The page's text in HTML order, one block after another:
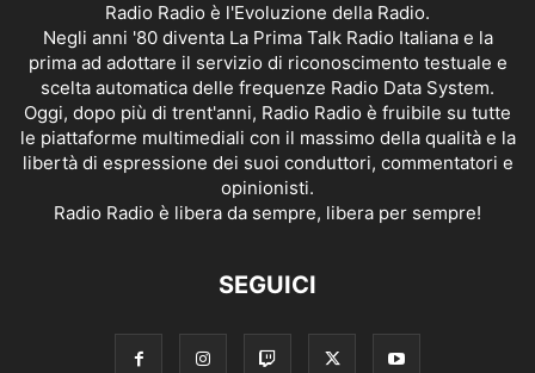
Radio Radio è l'Evoluzione della Radio.
Negli anni '80 diventa La Prima Talk Radio Italiana e la
prima ad adottare il servizio di riconoscimento testuale e
scelta automatica delle frequenze Radio Data System.
Oggi, dopo più di trent'anni, Radio Radio è fruibile su tutte
le piattaforme multimediali con il massimo della qualità e la
libertà di espressione dei suoi conduttori, commentatori e
opinionisti.
Radio Radio è libera da sempre, libera per sempre!
SEGUICI